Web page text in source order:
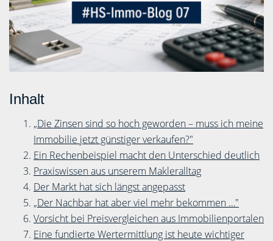
Inhalt
„Die Zinsen sind so hoch geworden – muss ich meine
Immobilie jetzt günstiger verkaufen?"
Ein Rechenbeispiel macht den Unterschied deutlich
Praxiswissen aus unserem Makleralltag
Der Markt hat sich längst angepasst
„Der Nachbar hat aber viel mehr bekommen …"
Vorsicht bei Preisvergleichen aus Immobilienportalen
Eine fundierte Wertermittlung ist heute wichtiger